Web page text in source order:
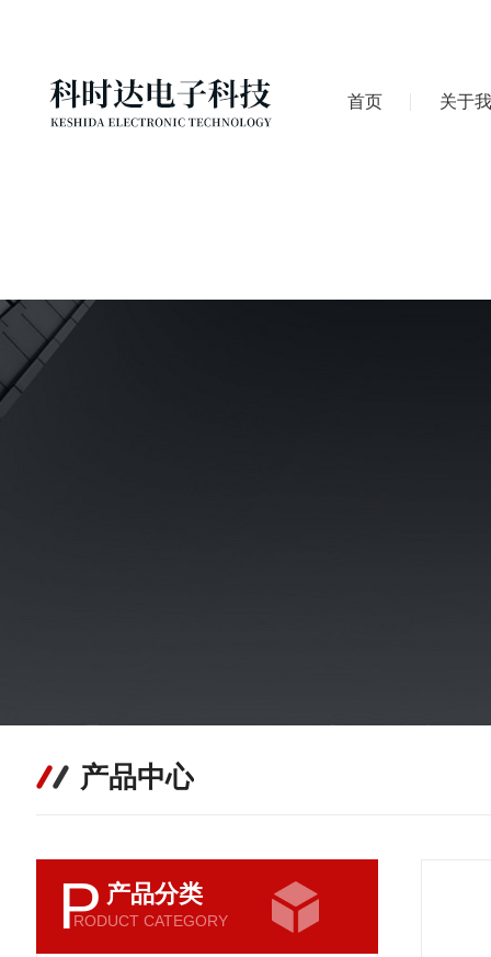
首页 关于
产品中心
P 产品分类
RODUCT CATEGORY